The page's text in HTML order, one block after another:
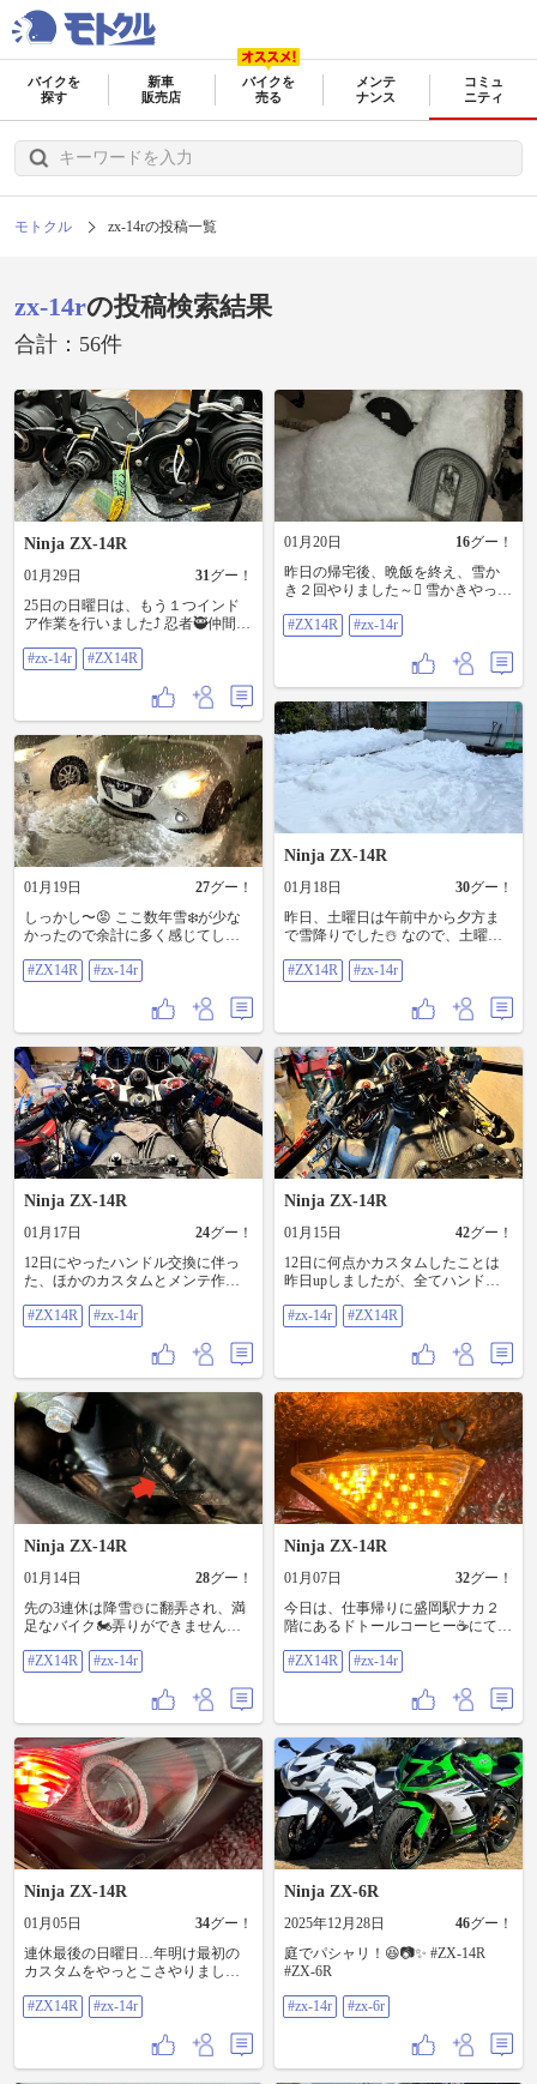
バイクを
探す
新車
販売店
バイクを
売る
メンテ
ナンス
コミュ
ニティ
モトクル zx-14rの投稿一覧
zx-14rの投稿検索結果
合計：56件
Ninja ZX-14R
01月29日 31グー！
25日の日曜日は、もう１つインド
ア作業を行いました⤴️ 忍者🥷仲間に
ネーション付きZX-14R純正ヘッド
に組み付け、大まかな配線の取り
まとめをやっちゃいました🙆 仲間
からは、コネクター接続用の収縮
チューブなども送っていただいた
りと、大変心強いフォローをいた
だきましたんで、ここからはなん
とか独力でやり遂げねばです👊 手
戻りしないようにとあーでもない
こーでもないと悩みながらやった
ため時間ばかり掛かった気がしま
は後回しとして、大凡の完成形と
なった後、固定化電源を繋いでテ
スト点灯と色合い調整を行い、更
に大満足〜🤩 前回のテストでオー
ルレッドにしてましたが、これは
あくまで憧れであり、違法なので
パス🙅 フロント側は、その他の灯
火類として、300cd以下の明るさ
で、白、青、橙（アンバー）など
の色が使用可能。保安基準上、赤
色は不可。デイライトとして扱う
場合、夜間用の車幅灯と独立した
機能である必要がある…を守れば
合法となりますので、発光色は赤
🟥以外を使うことにします。 イー
グルアイ🦅は緑🟢、イカリング🦑
は橙🟠、アイライン👀は青🟦かな
と👌 因みに、イベント参加時のモ
らかに迷惑千万モードなので、走
行時はやりませんよ〜🙅 以下、イ
ベントモードの動画のリンクです
🎥
https://youtube.com/shorts/ICu4S2Ex_F
A?si=4YYu2wwBlzXeaWbC
https://youtube.com/shorts/OEiC62-
FepQ?si=m29HIa1cC9hnzS1L #zx-14r
#ZX14R
#zx-14r #ZX14R
01月20日 16グー！
昨日の帰宅後、晩飯を終え、雪か
き２回やりました～🪏 雪かきやって
やでしたが。。。 一応、日中に嫁
積もっているという。。。😮‍💨 朝方
に除雪車が来てくれたものの、家
の前に山を残されてしまうため、
６時過ぎから近所総出で車庫から
車を出すための雪かきです🪏 因み
に、日中に嫁から電話があり、カ
ーポートが積雪でつぶれそうだよ
～だって～🥵 急遽、明日休暇をい
ただきカーポートの上の雪降ろし
来ます😤 で、昨晩の雪かきの合間
に、車に積みましたけどね～忍者
君の新しいタイヤと、先日取り外
した前後ホイールを🛞 今日の昼休
みに同僚から紹介してもらったシ
た⤴️ 残念ながら、バランスウエイト
が現在付いているブラックではな
く、貼り付けタイプだとシルバー
しかないとのこと。。。 仕方ない
純正ホイールなんでＯＫで～す～
👌 タッチアップペンで黒く塗るか
な～なんちゃって～😝 そうそう、
新品タイヤもそうですが、バルブ
も持ち込みでお願いしました。 ホ
イールは買えないので、バルブだ
けでもということで、ゲイルスピ
ードのエアバルブです👍 なんて、
ゲイルのはゴムブッシュが交換で
シュのみ新品交換すれば、エアバ
ルブは再利用できますからね🙆‍♂️ 実
は、コスパが最強なんですな～👛
因みに、せこい私はN2バルブキャ
ップを外してくるという😜 後ろか
ら2枚目の画像のとおり、前オーナ
ーが横向きエアバルブを奢ってく
れてましたんで、私も気張ってそ
こは譲れないでしょう〜😤 #ZX14R
#zx-14r
#ZX14R #zx-14r
01月19日 27グー！
しっかし〜😡 ここ数年雪❄️が少な
かったので余計に多く感じてしま
て、昼の段階で車🚗の雪払いをし
ンチ以上降ってるし〜☃️ 職場付近
は朝から20センチ以上積もったな
と💦 因みに帰宅したら家🏠でも20
センチクラスでした🫢 土日、自宅
🏠と実家の雪かきしたばかりなの
にね🥲 20時過ぎからまた外で雪か
き🪏してくるかな😮‍💨 さて… そんな
中でも昼休みを使って昨日取り外
したSIMOTA製エアフィルターのエ
アブローしましたよ⤴️ コンプレッサ
でとっても綺麗になりましたよ〜
#ZX14R #zx-14r
Ninja ZX-14R
01月18日 30グー！
昨日、土曜日は午前中から夕方ま
で雪降りでした☃️ なので、土曜日
日は実家に行って雪かき🪏 結局、先
きに汗したということになります
な〜😮‍💨 でも、いいんです‼️ 逆に身
体を動かせてより美味い食事を摂
ることができるんだから最高です
😃 さて、昨日から時間を見つけて
やったメンテナンスですが… タイ
ヤ交換のために前後のホイール🛞
を外しました💪 ついでにブレーキ
パッドやディスクの点検をしまし
たよ〜 パッドは前後共に昨シーズ
じ… ディスクの厚みは5ミリと余裕
でしたね🙆‍♂️ が、昨シーズンオフに
外さなかったリアのアクスルシャ
フトが逆（ナット位置が左右逆
💦）に付いていたのが分かりビッ
納車整備でシャフトの点検とかは
していないんだな〜と😤 あと、エ
アフィルターを外しました〜 simota
の乾湿兼用フィルターが装着して
疑問を感じているので、乾湿兼用
であれば、行けるとこまでエアブ
ローで行きま〜す✌️ 会社に持って
行ってエアブローして来よっと⤴️ と
言うことで、来週末に某ショップ
に持ち込みでタイヤ交換を依頼し
ようかなと… 明日日中に連絡して
みます👌 #ZX14R #zx-14r
#ZX14R #zx-14r
Ninja ZX-14R
01月17日 24グー！
12日にやったハンドル交換に伴っ
た、ほかのカスタムとメンテ作業
UPGARAGEの通販にて、中古のグ
た〜 😍 送料込みで6,820円でしたが
ポチッとな～😅 何せ、今まで使っ
ていたHONDA製スポーツヒートグ
リップだと、左グリップはスイッ
チ部分を含むので交換部品だけ買
っても12,000円します💦 中古でも
5,000円以上が相場ですからね～😮‍💨
カエディア製だと新品でも10,000円
切るぐらいで買えるし。。。 さ～
てどうしたもんかと悩んでいた
スアドバイスが‼️ 支部長もHONDA
製を使っていた所、故障により止
む無く交換をしたそうで、今はエ
ンデュランス製のHGタイプのグリ
ップヒーターを使っているとのこ
付いているし、バッテリーの保護
機能や各種快適設定も多くあり非
常にいい感じです💓 確かに高機能
にも関わらず新品13,000円程度で購
て安い出物は無いだろうか～とグ
グっていたところに毎度いい出物
を発見してしまうのがUPGARAGE
さん‼️ 即ポチッとした次第です✌️
KawasakiのNinja400に使っていたと
いうことなので、案外ポン付けい
けるかもと考えたのも理由の１つ
でした🙆‍♂️ 結局、ポン付け。。。と
は行かず💦 ディスプレイ部分の取
もないと試行錯誤しながら無事取
り付け完了✅ メインスイッチＯＮ
でバッテリーの電圧表示、ディス
プレイ部のプッシュボタンを押す
とヒートグリップのスイッチが入
りました～いや～ホッとした～😮‍💨
そしてハンドル交換のついでにや
ったメンテナンスですが、電子ス
ロットルではない我が忍者君で
#ZX14R #zx-14r
Ninja ZX-14R
01月15日 42グー！
12日に何点かカスタムしたことは
昨日upしましたが、全てハンドル
インが、hurricane製のアップハンキ
ド用のハンドル（純正セパハン）
仲間から、10mmUPのハンドルアッ
プスペーサーを譲ってもらってい
ましたが… 折角なんでもっとおか
わりしちゃおうか⤴️ と、ヤフオク！
で14mmUPのスペーサーを落札しち
ゃいました🙆‍♂️ これで合計24mmUP‼️
と意気込んで取り付けた所、画像
のとおり、フロントフォークのア
ダーが一切掛からなくなることが
わかり、これじゃ〜色々と不具合
出そうだな〜😱 と、結局14mmUP
で納めました👍 一応、工夫した点
は、どうしても社外のグリップを
まうんで、近所のホムセンからス
ポンジカバーを買って来て薄切り
し嵌めてみたところ、予想以上の
ナイスな仕上がりに大満足でし
POSHのヘビーウェイトバーエンド
を仕込んだり、入手しておいた
YAMAHA YZF-R6用のグリップア
ッセンブリーのスロットルコーン
部分を嵌めてみました‼️ これをZX-
14Rに仕込むと、幾分かハイスロに
なるという情報がありチャレンジ
しちゃいましたよ〜⤴️⤴️⤴️ 今まで使っ
て来た、グリップのスロットルワ
見ると一目瞭然です✅ そうそう、
ライトスイッチ付きのハンドルス
イッチボックスですが、残念なが
丸）の位置がハンドルバーと合い
ません😓 新たにハンドルに穴を開
け直すことも考えましたが、単純
にポッチをむしり取りました😝 一
応、滑り止めのつもりでビニール
#zx-14r #ZX14R
Ninja ZX-14R
01月14日 28グー！
先の3連休は降雪☃️に翻弄され、満
足なバイク🏍️弄りができませんで
ることができました👍 それについ
するつもりですが、併せて諸所の
点検も兼ねていまして、そこで発
見した所見をば先に紹介しちゃい
ます💡 ま〜よくあるトラブル👿と
して、エンジンブロック諸所から
のエンジンオイル漏れが挙げられ
ます。 Kawasaki車あるある…って
ハーレーもでしたけどね😝 最初は
ヘッドカバー左側ガスケットから
のオイル滲みかな〜って思ってよ
赤矢印部分付近が結構ウエットな
んですな〜💦 が、黄色矢印がオイ
ルクーラーからのオイルフィッテ
ィングなんですが、その付近は一
切漏れが無い… ということで、更
矢印のボルト🔩頭に漏れている液
体の雫💧を発見‼️ 拭き取ってみたら
緑色… そう、クーラントでした😓
因みに最初に疑った緑色矢印の滲
#ZX14R #zx-14r
Ninja ZX-14R
01月07日 32グー！
今日は、仕事帰りに盛岡駅ナカ２
階にあるドトールコーヒー☕️にて待
ーム仲間と会ったんですが、昨年
純正ウインカーユニットのシーケ
ンシャルLEDウインカー化が完成し
たので引き取りながら、積もった
話をしちゃった訳で😝 このブツ
は、ZX-14Rの純正ウインカーに自
作で基盤にLEDバルブと必要な抵抗
を仕込んだ物なんですよ〜⤴️ 残念な
がら私のDIYではなく、チームの仲
間が腕によりをかけて製作してく
れた力作です🤩 動画ではどうして
ドで接点に配線を接触させるた
め、上手くシーケンシャルさせる
ことは至難の技だったことから、
たまに上手く流せていませんが、
しっかりと接点に接触させると綺
す🤩 かえってウインカーポジショ
ン化せずに機能を絞ったことで、
よりしっかりとしたシーケンシャ
ル時の光量を確保できたとのこと
#ZX14R #zx-14r
Ninja ZX-14R
01月05日 34グー！
連休最後の日曜日…年明け最初の
カスタムをやっとこさやりました
ニット内に色々と小細工していた
ワイヤリングは個体や取り合いパ
ーツとの合わせなのでセルフにな
ります👌 で、ヘッドライトユニッ
#ZX14R #zx-14r
Ninja ZX-6R
2025年12月28日 46グー！
庭でパシャリ！😆📷✨ #ZX-14R
#ZX-6R
#zx-14r #zx-6r